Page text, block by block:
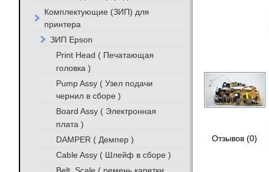
Отзывов (0)
Комплектующие (ЗИП) для
принтера
ЗИП Epson
Print Head ( Печатающая
головка )
Pump Assy ( Узел подачи
чернил в сборе )
Board Assy ( Электронная
плата )
DAMPER ( Демпер )
Cable Assy ( Шлейф в сборе )